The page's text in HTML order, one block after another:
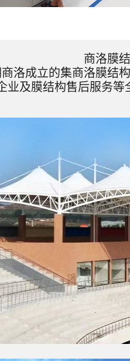
商洛膜
洛成立的集商洛膜结
业及膜结构售后服务等